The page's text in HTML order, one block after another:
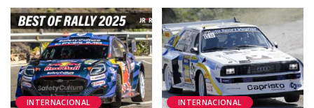
INTERNACIONAL INTERNACIONAL